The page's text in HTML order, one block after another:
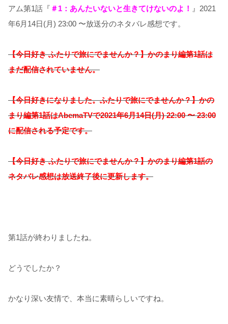
アム第1話『 ＃1：あんたいないと生きてけないのよ！ 』2021
年6月14日(月) 23:00 〜放送分のネタバレ感想です。
【今日好き ふたりで旅にでませんか？】かのまり編第1話は
まだ配信されていません。
【今日好きになりました。ふたりで旅にでませんか？】かの
まり編第1話はAbemaTVで2021年6月14日(月) 22:00 〜 23:00
に配信される予定です。
【今日好き ふたりで旅にでませんか？】かのまり編第1話の
ネタバレ感想は放送終了後に更新します。
第1話が終わりましたね。
どうでしたか？
かなり深い友情で、本当に素晴らしいですね。